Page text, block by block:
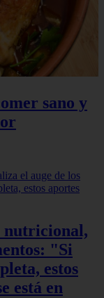
sano y
nutricional,
"Si
estos
está en